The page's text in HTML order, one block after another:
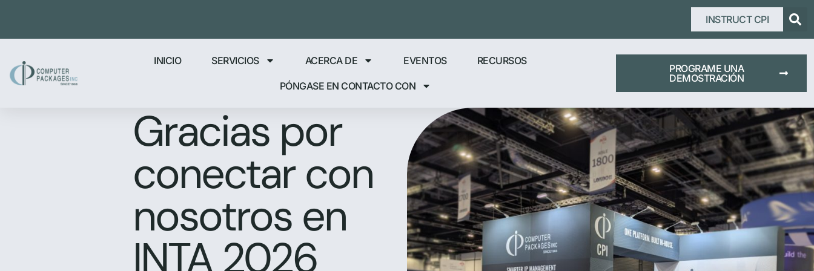
INSTRUCT CPI
INICIO SERVICIOS ACERCA DE EVENTOS RECURSOS
PÓNGASE EN CONTACTO CON
PROGRAME UNA
DEMOSTRACIÓN
Gracias por
conectar con
nosotros en
INTA 2026